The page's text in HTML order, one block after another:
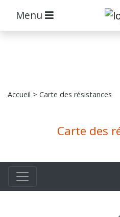
Menu
Accueil > Carte des résistances
Carte des